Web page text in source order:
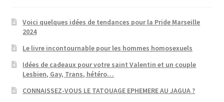
Voici quelques idées de tendances pour la Pride Marseille
2024
Le livre incontournable pour les hommes homosexuels
Idées de cadeaux pour votre saint Valentin et un couple
Lesbien, Gay, Trans, hétéro…
CONNAISSEZ-VOUS LE TATOUAGE EPHEMERE AU JAGUA ?